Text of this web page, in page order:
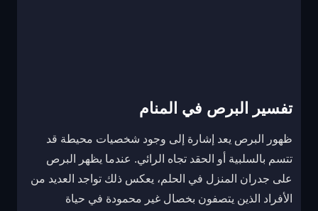
تفسير البرص في المنام
ظهور البرص يعد إشارة إلى وجود شخصيات محيطة قد
تتسم بالسلبية أو الحقد تجاه الرائي. عندما يظهر البرص
على جدران المنزل في الحلم، يعكس ذلك تواجد العديد من
الأفراد الذين يتصفون بخصال غير محمودة في حياة